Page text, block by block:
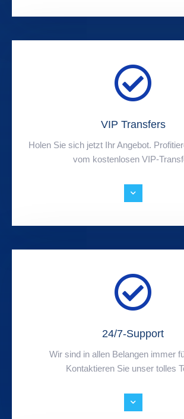
VIP Transfers
Holen Sie sich jetzt Ihr Angebot.
vom kostenlosen VIP-
24/7-Support
Wir sind in allen Belangen immer
Kontaktieren Sie unser tolles